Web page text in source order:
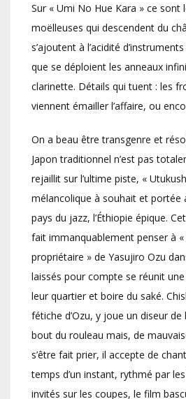
Sur « Umi No Hue Kara » ce sont
moëlleuses qui descendent du
s’ajoutent à l’acidité
que se déploient les anneaux
clarinette. Détails qui tuent : les
viennent émailler l’affaire, ou
On a beau être transgenre et
Japon traditionnel n’est pas
rejaillit sur l’ultime piste, «
mélancolique à souhait et portée
pays du jazz, l’Éthiopie épique.
fait immanquablement penser à «
propriétaire » de Yasujiro Ozu
laissés pour compte se réunit
leur quartier et boire du saké.
fétiche d’Ozu, y joue un diseur
bout du rouleau mais, de
s’être fait prier, il accepte de
temps d’un instant, rythmé par
invités sur les coupes, le film